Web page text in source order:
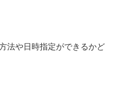
法や日時指定ができるかど